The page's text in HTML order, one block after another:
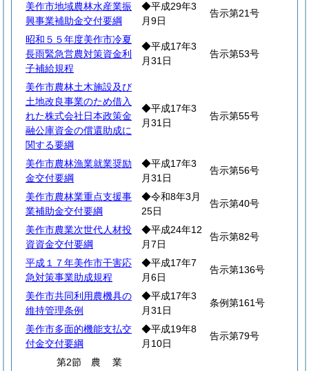
美作市地域農林水産業振
興事業補助金交付要綱
◆平成29年3
月9日
告示第21号
昭和５５年度美作市冷夏
長雨緊急営農対策資金利
子補給規程
◆平成17年3
月31日
告示第53号
美作市農林土木施設及び
土地改良事業のため借入
れた株式会社日本政策金
融公庫資金の償還助成に
関する要綱
◆平成17年3
月31日
告示第55号
美作市農林漁業就業奨励
金交付要綱
◆平成17年3
月31日
告示第56号
美作市農林業重点支援事
業補助金交付要綱
◆令和8年3月
25日
告示第40号
美作市農業次世代人材投
資資金交付要綱
◆平成24年12
月7日
告示第82号
平成１７年美作市干害応
急対策事業助成規程
◆平成17年7
月6日
告示第136号
美作市共同利用農機具の
維持管理条例
◆平成17年3
月31日
条例第161号
美作市多面的機能支払交
付金交付要綱
◆平成19年8
月10日
告示第79号
第2節 農業